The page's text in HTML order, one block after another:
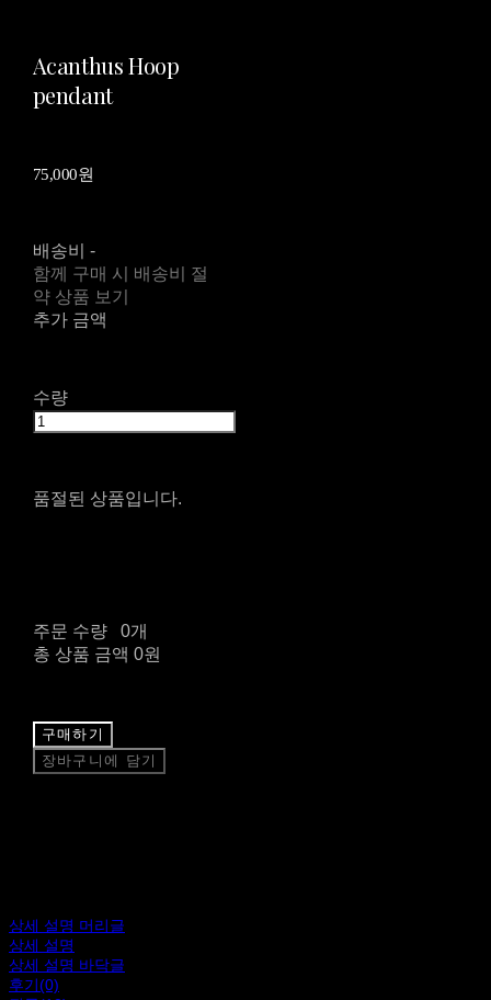
Acanthus Hoop
pendant
75,000원
배송비 -
함께 구매 시 배송비 절
약 상품 보기
추가 금액
수량
품절된 상품입니다.
주문 수량
0개
총 상품 금액 0원
구매하기
장바구니에 담기
상세 설명 머리글
상세 설명
상세 설명 바닥글
후기(0)